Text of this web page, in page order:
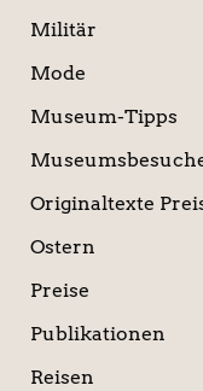
Militär
Mode
Museum-Tipps
Originaltexte
Ostern
Preise
Publikationen
Reisen